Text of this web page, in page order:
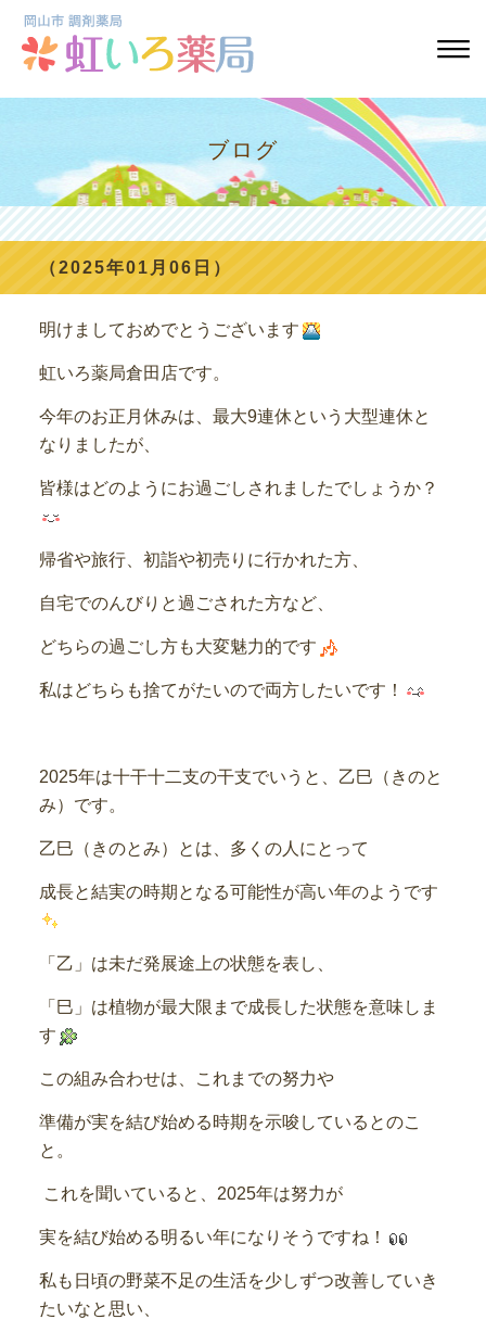
ブログ
（2025年01月06日）
明けましておめでとうございます
虹いろ薬局倉田店です。
今年のお正月休みは、最大9連休という大型連休と
なりましたが、
皆様はどのようにお過ごしされましたでしょうか？
帰省や旅行、初詣や初売りに行かれた方、
自宅でのんびりと過ごされた方など、
どちらの過ごし方も大変魅力的です
私はどちらも捨てがたいので両方したいです！
2025年は十干十二支の干支でいうと、乙巳（きのと
み）です。
乙巳（きのとみ）とは、多くの人にとって
成長と結実の時期となる可能性が高い年のようです
「乙」は未だ発展途上の状態を表し、
「巳」は植物が最大限まで成長した状態を意味しま
す
この組み合わせは、これまでの努力や
準備が実を結び始める時期を示唆しているとのこ
と。
これを聞いていると、2025年は努力が
実を結び始める明るい年になりそうですね！
私も日頃の野菜不足の生活を少しずつ改善していき
たいなと思い、